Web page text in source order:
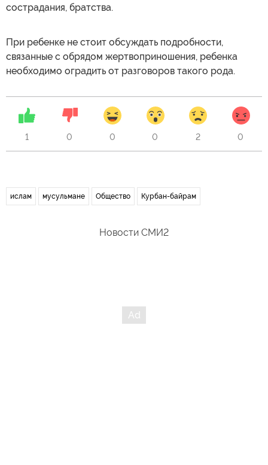
сострадания, братства.
При ребенке не стоит обсуждать подробности,
связанные с обрядом жертвоприношения, ребенка
необходимо оградить от разговоров такого рода.
1 0 0 0 2 0
ислам мусульмане Общество Курбан-байрам
Новости СМИ2